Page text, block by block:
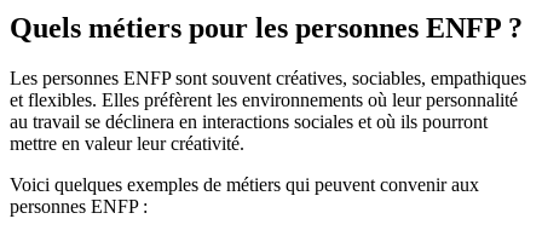
Quels métiers pour les personnes ENFP ?
Les personnes ENFP sont souvent créatives, sociables, empathiques
et flexibles. Elles préfèrent les environnements où leur personnalité
au travail se déclinera en interactions sociales et où ils pourront
mettre en valeur leur créativité.
Voici quelques exemples de métiers qui peuvent convenir aux
personnes ENFP :